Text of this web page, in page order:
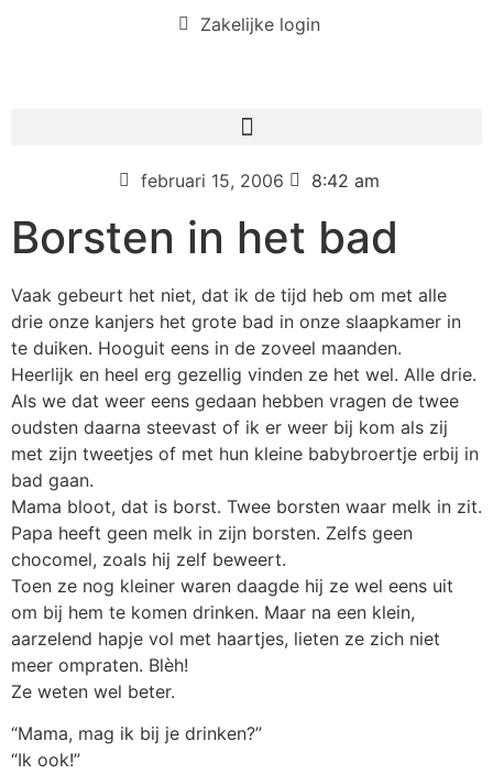
Zakelijke login
februari 15, 2006 8:42 am
Borsten in het bad
Vaak gebeurt het niet, dat ik de tijd heb om met alle
drie onze kanjers het grote bad in onze slaapkamer in
te duiken. Hooguit eens in de zoveel maanden.
Heerlijk en heel erg gezellig vinden ze het wel. Alle drie.
Als we dat weer eens gedaan hebben vragen de twee
oudsten daarna steevast of ik er weer bij kom als zij
met zijn tweetjes of met hun kleine babybroertje erbij in
bad gaan.
Mama bloot, dat is borst. Twee borsten waar melk in zit.
Papa heeft geen melk in zijn borsten. Zelfs geen
chocomel, zoals hij zelf beweert.
Toen ze nog kleiner waren daagde hij ze wel eens uit
om bij hem te komen drinken. Maar na een klein,
aarzelend hapje vol met haartjes, lieten ze zich niet
meer ompraten. Blèh!
Ze weten wel beter.
“Mama, mag ik bij je drinken?”
“Ik ook!”